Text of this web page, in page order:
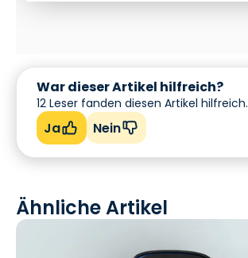
War dieser Artikel hilfreich?
12 Leser fanden diesen Artikel hilfreich.
Ja Nein
Ähnliche Artikel